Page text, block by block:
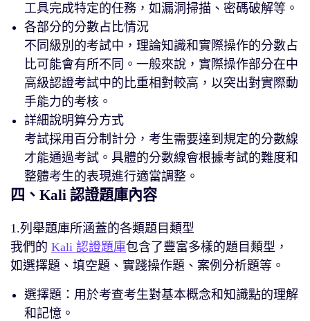
工具完成特定的任務，如漏洞掃描、密碼破解等。
各部分的分數占比情況
不同級別的考試中，理論知識和實際操作的分數占
比可能會有所不同。一般來說，實際操作部分在中
高級認證考試中的比重相對較高，以突出對實際動
手能力的考核。
詳細說明算分方式
考試採用百分制計分，考生需要達到規定的分數線
才能通過考試。具體的分數線會根據考試的難度和
整體考生的表現進行適當調整。
四、Kali 認證題庫內容
1.列舉題庫所涵蓋的各類題目類型
我們的 Kali 認證題庫包含了豐富多樣的題目類型，
如選擇題、填空題、實踐操作題、案例分析題等。
選擇題：用於考查考生對基本概念和知識點的理解
和記憶。